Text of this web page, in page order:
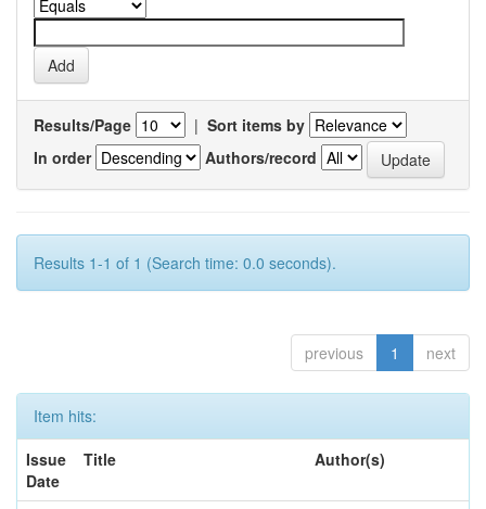
Results/Page | Sort items by
In order
Authors/record
Results 1-1 of 1 (Search time: 0.0 seconds).
previous 1 next
Item hits:
Issue
Date
Title Author(s)